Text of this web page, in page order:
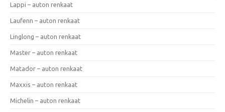
Lappi – auton renkaat
Laufenn – auton renkaat
Linglong – auton renkaat
Master – auton renkaat
Matador – auton renkaat
Maxxis – auton renkaat
Michelin – auton renkaat